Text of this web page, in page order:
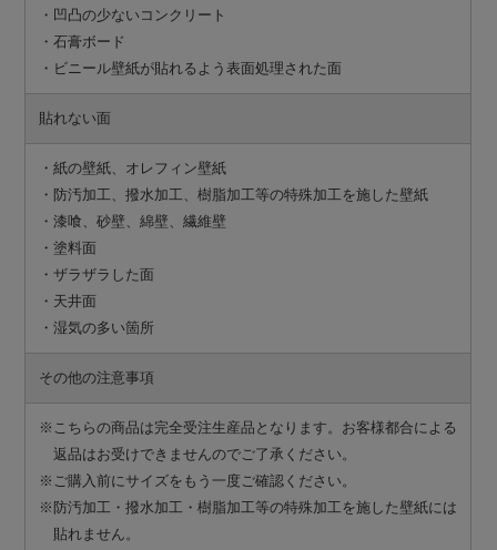
・凹凸の少ないコンクリート
・石膏ボード
・ビニール壁紙が貼れるよう表面処理された面
貼れない面
・紙の壁紙、オレフィン壁紙
・防汚加工、撥水加工、樹脂加工等の特殊加工を施した壁紙
・漆喰、砂壁、綿壁、繊維壁
・塗料面
・ザラザラした面
・天井面
・湿気の多い箇所
その他の注意事項
※こちらの商品は完全受注生産品となります。お客様都合による
返品はお受けできませんのでご了承ください。
※ご購入前にサイズをもう一度ご確認ください。
※防汚加工・撥水加工・樹脂加工等の特殊加工を施した壁紙には
貼れません。